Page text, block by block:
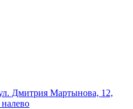
Дмитрия Мартынова, 12,